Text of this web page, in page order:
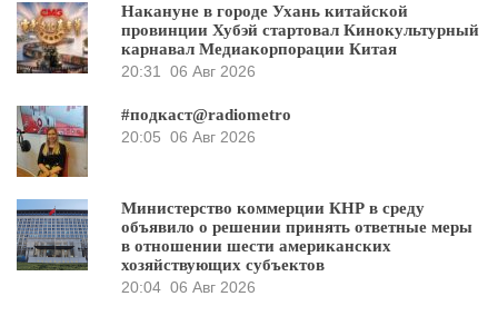
Накануне в городе Ухань китайской
провинции Хубэй стартовал Кинокультурный
карнавал Медиакорпорации Китая
20:31
06 Авг 2026
#подкаст@radiometro
20:05 06 Авг 2026
Министерство коммерции КНР в среду
объявило о решении принять ответные меры
в отношении шести американских
хозяйствующих субъектов
20:04 06 Авг 2026